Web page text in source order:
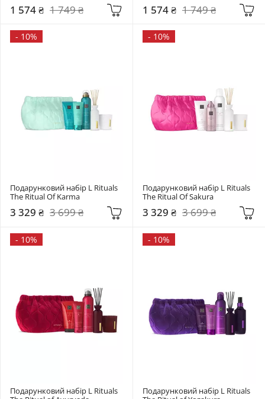
1 574 ₴ 1 749 ₴ 1 574 ₴ 1 749 ₴
- 10%
Подарунковий набір L Rituals
The Ritual Of Karma
3 329 ₴ 3 699 ₴
- 10%
Подарунковий набір L Rituals
The Ritual Of Sakura
3 329 ₴ 3 699 ₴
- 10%
Подарунковий набір L Rituals
- 10%
Подарунковий набір L Rituals